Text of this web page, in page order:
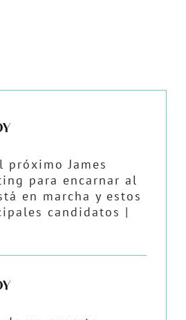
próximo James
para encarnar al
en marcha y estos
candidatos |